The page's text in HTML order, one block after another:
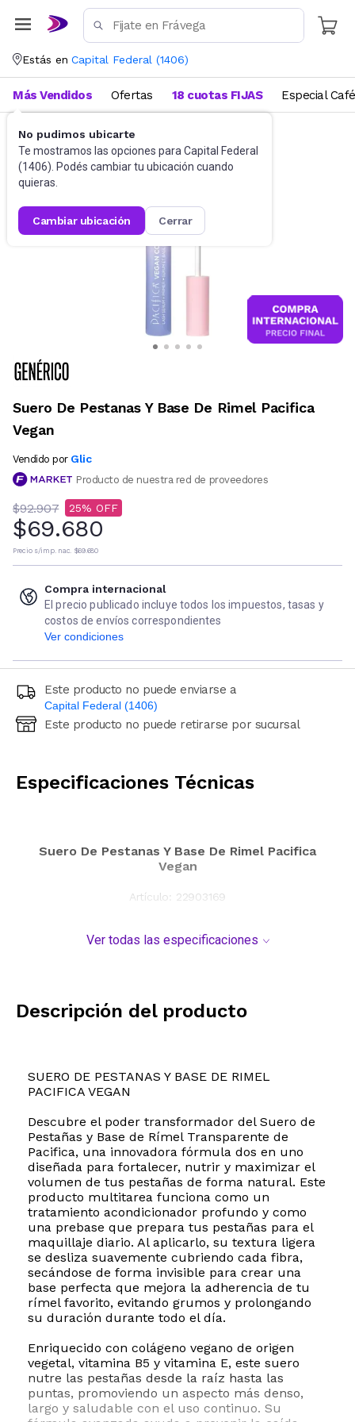
Estás en Capital Federal (1406)
No pudimos ubicarte
Te mostramos las opciones para Capital Federal
(1406). Podés cambiar tu ubicación cuando
quieras.
cambiar ubicación cerrar
Más Vendidos Ofertas 18 cuotas FIJAS Especial Café
Maquillaje Ojos
Suero De Pestanas Y Base De Rimel Pacifica
Vegan
Vendido por Glic
Producto de nuestra red de proveedores
$92.907 25
$69.680
Precio s/imp. nac. $69.680
Compra internacional
El precio publicado incluye todos los impuestos, tasas y
costos de envíos correspondientes
Ver condiciones
Este producto no puede enviarse a
Capital Federal (1406)
Ingresá código postal (sólo números)
Este producto no puede retirarse por sucursal
Especificaciones Técnicas
Suero De Pestanas Y Base De Rimel Pacifica
Vegan
Artículo: 22903169
Ver todas las especificaciones
Descripción del producto
SUERO DE PESTANAS Y BASE DE RIMEL
PACIFICA VEGAN
Descubre el poder transformador del Suero de
Pestañas y Base de Rímel Transparente de
Pacifica, una innovadora fórmula dos en uno
diseñada para fortalecer, nutrir y maximizar el
volumen de tus pestañas de forma natural. Este
producto multitarea funciona como un
tratamiento acondicionador profundo y como
una prebase que prepara tus pestañas para el
maquillaje diario. Al aplicarlo, su textura ligera
se desliza suavemente cubriendo cada fibra,
secándose de forma invisible para crear una
base perfecta que mejora la adherencia de tu
rímel favorito, evitando grumos y prolongando
su duración durante todo el día.
Enriquecido con colágeno vegano de origen
vegetal, vitamina B5 y vitamina E, este suero
nutre las pestañas desde la raíz hasta las
puntas, promoviendo un aspecto más denso,
largo y saludable con el uso continuo. Su